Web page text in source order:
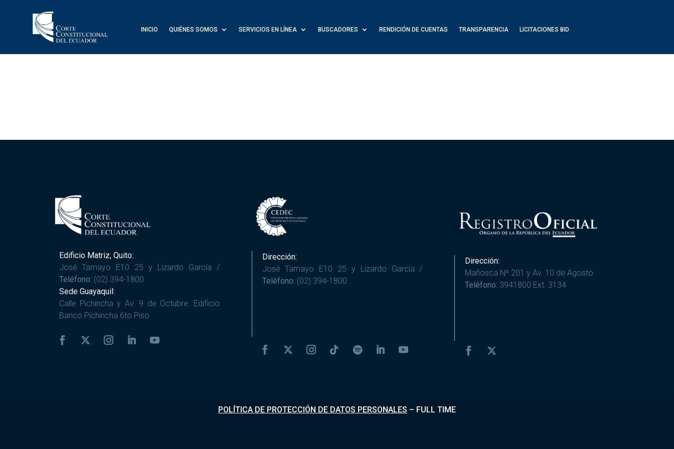
INICIO QUIÉNES SOMOS SERVICIOS EN LÍNEA BUSCADORES RENDICIÓN DE CUENTAS TRANSPARENCIA LICITACIONES BID
Edificio Matriz, Quito:
José Tamayo E10 25 y Lizardo García /
Teléfono: (02) 394-1800
Sede Guayaquil:
Calle Pichincha y Av. 9 de Octubre. Edificio
Banco Pichincha 6to Piso
Dirección:
José Tamayo E10 25 y Lizardo García /
Teléfono: (02) 394-1800
Dirección:
Mañosca Nº 201 y Av. 10 de Agosto
Teléfono: 3941800 Ext. 3134
POLÍTICA DE PROTECCIÓN DE DATOS PERSONALES – FULL TIME